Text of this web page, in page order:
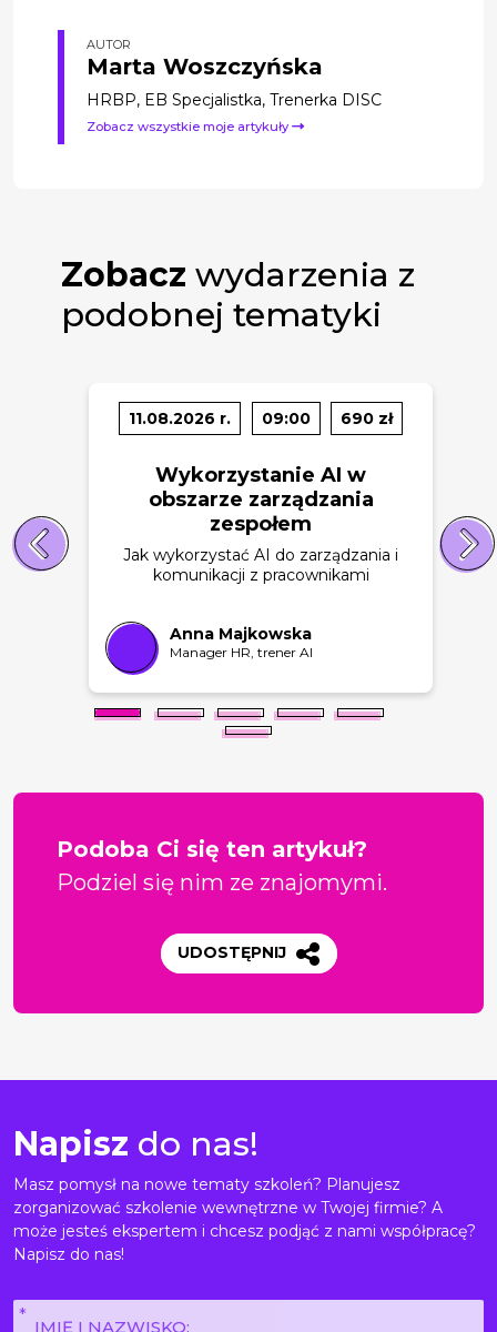
AUTOR
Marta Woszczyńska
HRBP, EB Specjalistka, Trenerka DISC
Zobacz wszystkie moje artykuły
Zobacz wydarzenia z
podobnej tematyki
11.08.2026 r. 09:00 690 zł
Wykorzystanie AI w
obszarze zarządzania
zespołem
Jak wykorzystać AI do zarządzania i
komunikacji z pracownikami
Anna Majkowska
Manager HR, trener AI
Podoba Ci się ten artykuł?
Podziel się nim ze znajomymi.
UDOSTĘPNIJ
Napisz do nas!
Masz pomysł na nowe tematy szkoleń? Planujesz
zorganizować szkolenie wewnętrzne w Twojej firmie? A
może jesteś ekspertem i chcesz podjąć z nami współpracę?
Napisz do nas!
Imię